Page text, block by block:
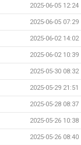
2025-06-05 12:24
2025-06-05 07:29
2025-06-02 14:02
2025-06-02 10:39
2025-05-30 08:32
2025-05-29 21:51
2025-05-28 08:37
2025-05-26 10:38
2025-05-26 08:40